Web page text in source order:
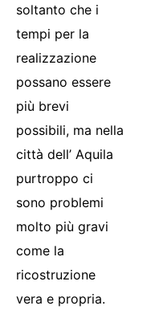
soltanto che i
tempi per la
realizzazione
possano essere
più brevi
possibili, ma nella
città dell’ Aquila
purtroppo ci
sono problemi
molto più gravi
come la
ricostruzione
vera e propria.